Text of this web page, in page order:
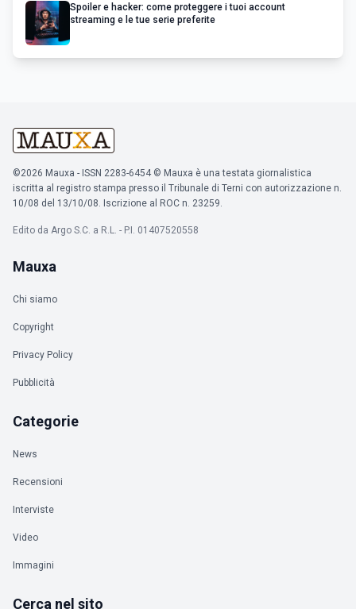
Spoiler e hacker: come proteggere i tuoi account
streaming e le tue serie preferite
©2026 Mauxa - ISSN 2283-6454 © Mauxa è una testata giornalistica
iscritta al registro stampa presso il Tribunale di Terni con autorizzazione n.
10/08 del 13/10/08. Iscrizione al ROC n. 23259.
Edito da Argo S.C. a R.L. - P.I. 01407520558
Mauxa
Chi siamo
Copyright
Privacy Policy
Pubblicità
Categorie
News
Recensioni
Interviste
Video
Immagini
Cerca nel sito